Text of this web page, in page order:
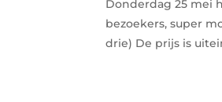
Donderdag 25 mei
bezoekers, super
drie) De prijs is